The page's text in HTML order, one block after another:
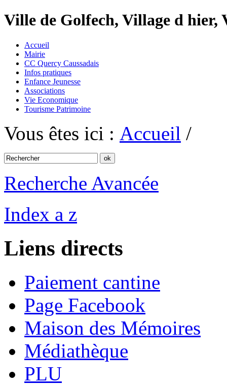
Ville de Golfech, Village d
Accueil
Mairie
CC Quercy Caussadais
Infos pratiques
Enfance Jeunesse
Associations
Vie Economique
Tourisme Patrimoine
Vous êtes ici : Accueil /
Recherche Avancée
Index a z
Liens directs
Paiement cantine
Page Facebook
Maison des Mémoires
Médiathèque
PLU